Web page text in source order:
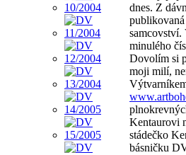
dnes. Z
samcovství.
minulého
Dovolím si
moji milí,
Kentaurovi
stádečko
básničku